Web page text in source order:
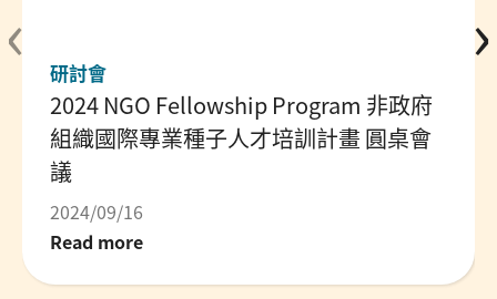
研討會
2024 NGO Fellowship Program 非政府
組織國際專業種子人才培訓計畫 圓桌會
議
2024/09/16
Read more
‹ ›